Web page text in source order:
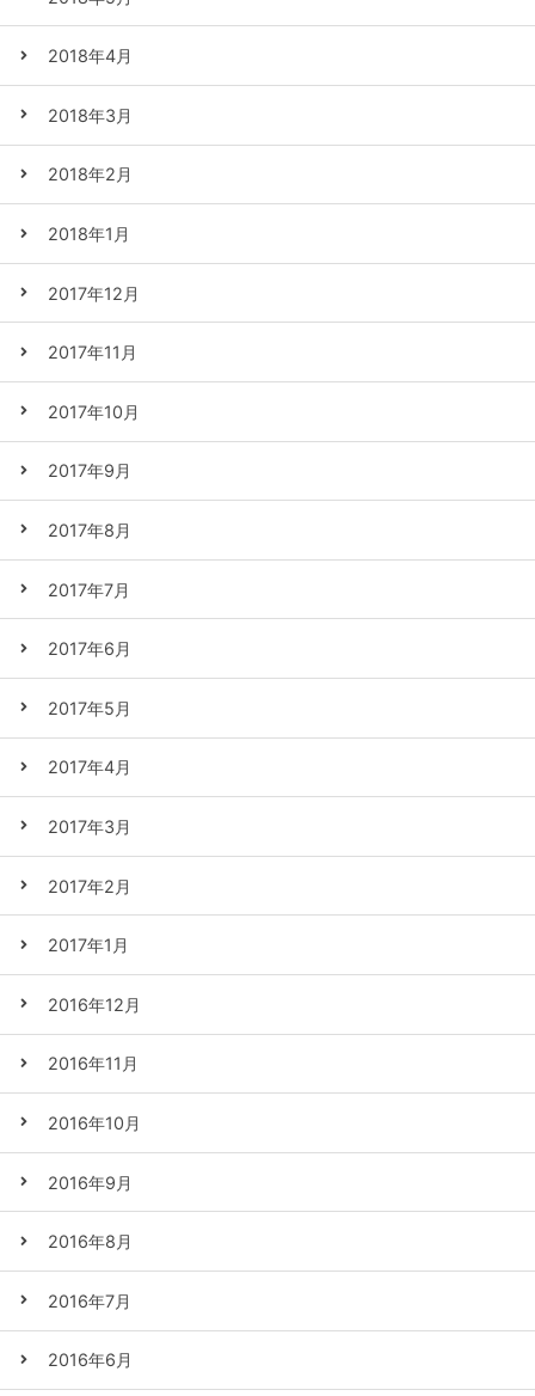
2018年4月
2018年3月
2018年2月
2018年1月
2017年12月
2017年11月
2017年10月
2017年9月
2017年8月
2017年7月
2017年6月
2017年5月
2017年4月
2017年3月
2017年2月
2017年1月
2016年12月
2016年11月
2016年10月
2016年9月
2016年8月
2016年7月
2016年6月